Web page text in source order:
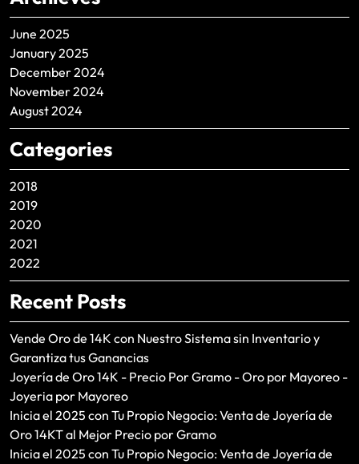
June 2025
January 2025
December 2024
November 2024
August 2024
Categories
2018
2019
2020
2021
2022
Recent Posts
Vende Oro de 14K con Nuestro Sistema sin Inventario y
Garantiza tus Ganancias
Joyería de Oro 14K - Precio Por Gramo - Oro por Mayoreo -
Joyeria por Mayoreo
Inicia el 2025 con Tu Propio Negocio: Venta de Joyería de
Oro 14KT al Mejor Precio por Gramo
Inicia el 2025 con Tu Propio Negocio: Venta de Joyería de